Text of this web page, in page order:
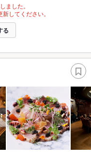
ました。
してください。
る